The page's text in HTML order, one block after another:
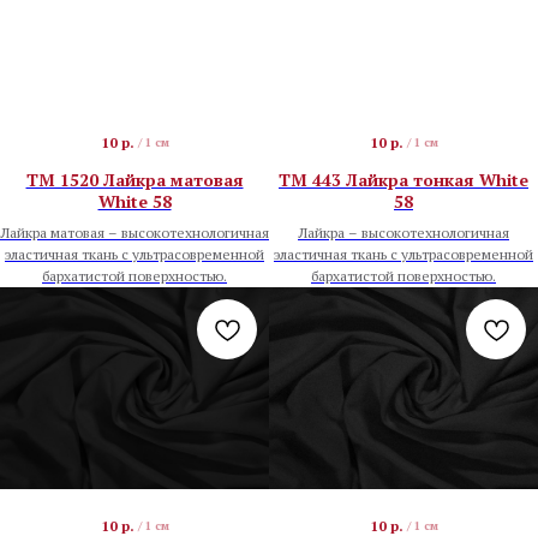
10 р. / 1 см
TM 1520 Лайкра матовая
White 58
Лайкра матовая – высокотехнологичная
эластичная ткань с ультрасовременной
бархатистой поверхностью.
10 р. / 1 см
TM 443 Лайкра тонкая White
58
Лайкра – высокотехнологичная
эластичная ткань с ультрасовременной
бархатистой поверхностью.
10 р. / 1 см 10 р. / 1 см